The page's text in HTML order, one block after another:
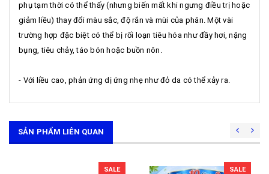
phụ tạm thời có thể thấy (nhưng biến mất khi ngưng điều trị hoặc
giảm liều) thay đổi màu sắc, độ rắn và mùi của phân. Một vài
trường hợp đặc biệt có thể bị rối loạn tiêu hóa như đầy hơi, nặng
bụng, tiêu chảy, táo bón hoặc buồn nôn.
- Với liều cao, phản ứng dị ứng nhẹ như đỏ da có thể xảy ra.
SẢN PHẨM LIÊN QUAN
SALE SALE